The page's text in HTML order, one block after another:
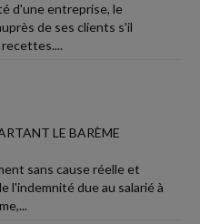
d'une entreprise, le
de ses clients s'il
LE BARÈME
sans cause réelle et
l'indemnité due au salarié à